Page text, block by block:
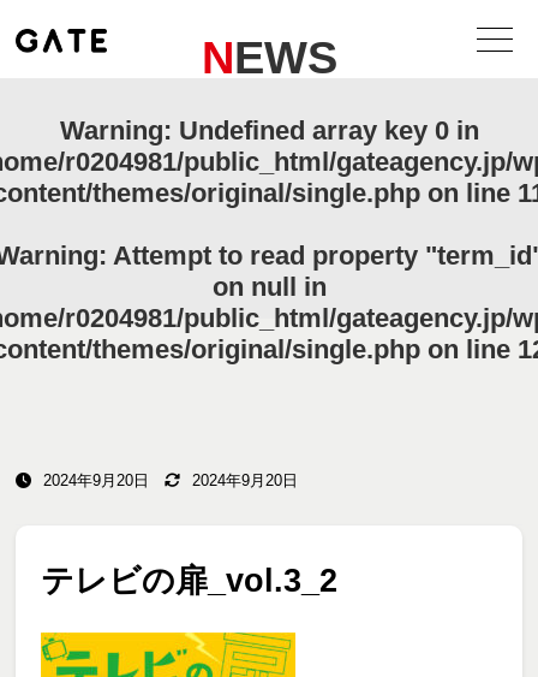
NEWS
Warning: Undefined array key 0 in
r0204981/public_html/gateagency.jp/
themes/original/single.php on line
: Attempt to read property
on null in
r0204981/public_html/gateagency.jp/
themes/original/single.phpon line
2024年9月20日 2024年9月20日
テレビの扉_vol.3_2